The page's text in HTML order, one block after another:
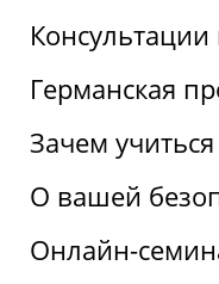
Германская
Зачем
О вашей
Онлайн-